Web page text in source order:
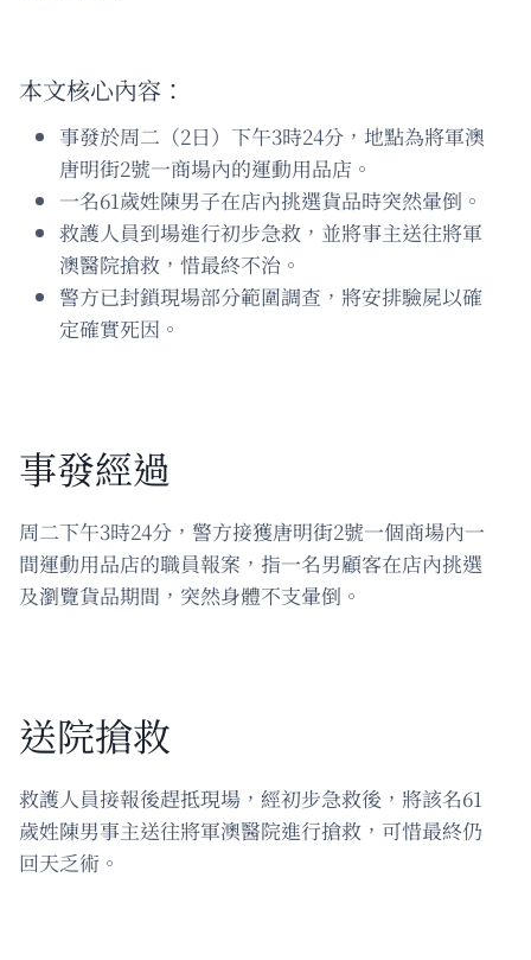
本文核心內容：
事發於周二（2日）下午3時24分，地點為將軍澳
唐明街2號一商場內的運動用品店。
一名61歲姓陳男子在店內挑選貨品時突然暈倒。
救護人員到場進行初步急救，並將事主送往將軍
澳醫院搶救，惜最終不治。
警方已封鎖現場部分範圍調查，將安排驗屍以確
定確實死因。
事發經過
周二下午3時24分，警方接獲唐明街2號一個商場內一
間運動用品店的職員報案，指一名男顧客在店內挑選
及瀏覽貨品期間，突然身體不支暈倒。
送院搶救
救護人員接報後趕抵現場，經初步急救後，將該名61
歲姓陳男事主送往將軍澳醫院進行搶救，可惜最終仍
回天乏術。